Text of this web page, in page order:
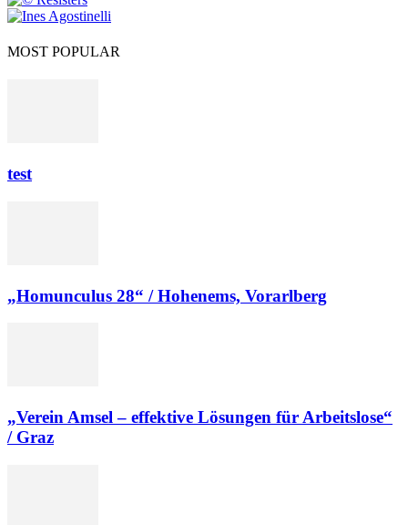
MOST POPULAR
test
„Homunculus 28“ / Hohenems, Vorarlberg
„Verein Amsel – effektive Lösungen für Arbeitslose“
/ Graz